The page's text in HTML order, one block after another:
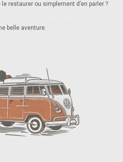
restaurer ou simplement d’en parler ?
belle aventure.